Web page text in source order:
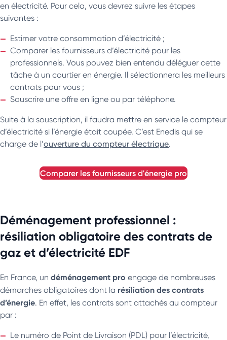
en électricité. Pour cela, vous devrez suivre les étapes
suivantes :
Estimer votre consommation d’électricité ;
Comparer les fournisseurs d’électricité pour les
professionnels. Vous pouvez bien entendu déléguer cette
tâche à un courtier en énergie. Il sélectionnera les meilleurs
contrats pour vous ;
Souscrire une offre en ligne ou par téléphone.
Suite à la souscription, il faudra mettre en service le compteur
d’électricité si l’énergie était coupée. C’est Enedis qui se
charge de l’ouverture du compteur électrique.
comparer les fournisseurs d'énergie pro
Déménagement professionnel :
résiliation obligatoire des contrats de
gaz et d’électricité EDF
En France, un déménagement pro engage de nombreuses
démarches obligatoires dont la résiliation des contrats
d’énergie. En effet, les contrats sont attachés au compteur
par :
Le numéro de Point de Livraison (PDL) pour l’électricité,